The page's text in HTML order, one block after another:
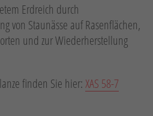
Erdreich durch
von Staunässe auf Rasenflächen,
und zur Wiederherstellung
finden Sie hier:XAS 58-7